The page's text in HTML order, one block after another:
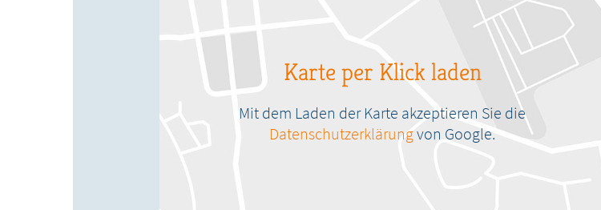
Karte per Klick laden
Mit dem Laden der Karte akzeptieren Sie die
Datenschutzerklärungvon Google.